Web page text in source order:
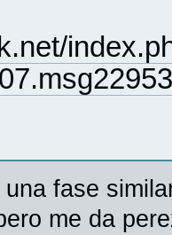
fase
me da